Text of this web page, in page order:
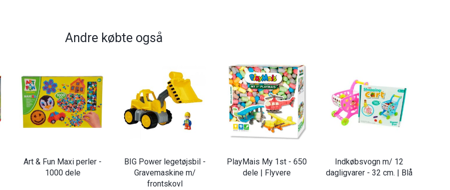
Andre købte også
Art & Fun Maxi perler -
1000 dele
BIG Power legetøjsbil -
Gravemaskine m/
frontskovl
PlayMais My 1st - 650
dele | Flyvere
Indkøbsvogn m/ 12
dagligvarer - 32 cm. | Blå